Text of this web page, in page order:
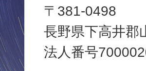
内
町
役
〒381-0498
長野県下高井郡
法人番号